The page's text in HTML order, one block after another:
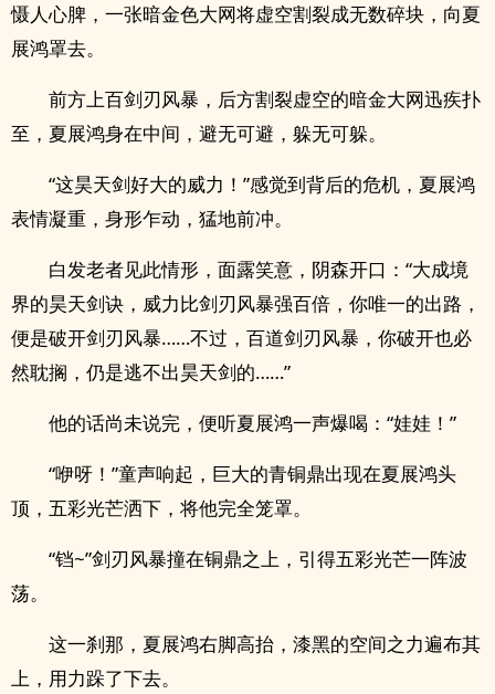
慑人心脾，一张暗金色大网将虚空割裂成无数碎块，向夏
展鸿罩去。
前方上百剑刃风暴，后方割裂虚空的暗金大网迅疾扑
至，夏展鸿身在中间，避无可避，躲无可躲。
“这昊天剑好大的威力！”感觉到背后的危机，夏展鸿
表情凝重，身形乍动，猛地前冲。
白发老者见此情形，面露笑意，阴森开口：“大成境
界的昊天剑诀，威力比剑刃风暴强百倍，你唯一的出路，
便是破开剑刃风暴……不过，百道剑刃风暴，你破开也必
然耽搁，仍是逃不出昊天剑的……”
他的话尚未说完，便听夏展鸿一声爆喝：“娃娃！”
“咿呀！”童声响起，巨大的青铜鼎出现在夏展鸿头
顶，五彩光芒洒下，将他完全笼罩。
“铛~”剑刃风暴撞在铜鼎之上，引得五彩光芒一阵波
荡。
这一刹那，夏展鸿右脚高抬，漆黑的空间之力遍布其
上，用力跺了下去。